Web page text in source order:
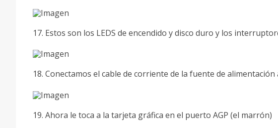
17. Estos son los LEDS de encendido y disco duro y los
18. Conectamos el cable de corriente de la fuente de alimentación
19. Ahora le toca a la tarjeta gráfica en el puerto AGP (el marrón)